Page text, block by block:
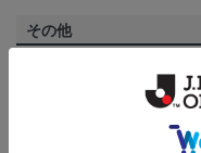
その他
ギフト対応について